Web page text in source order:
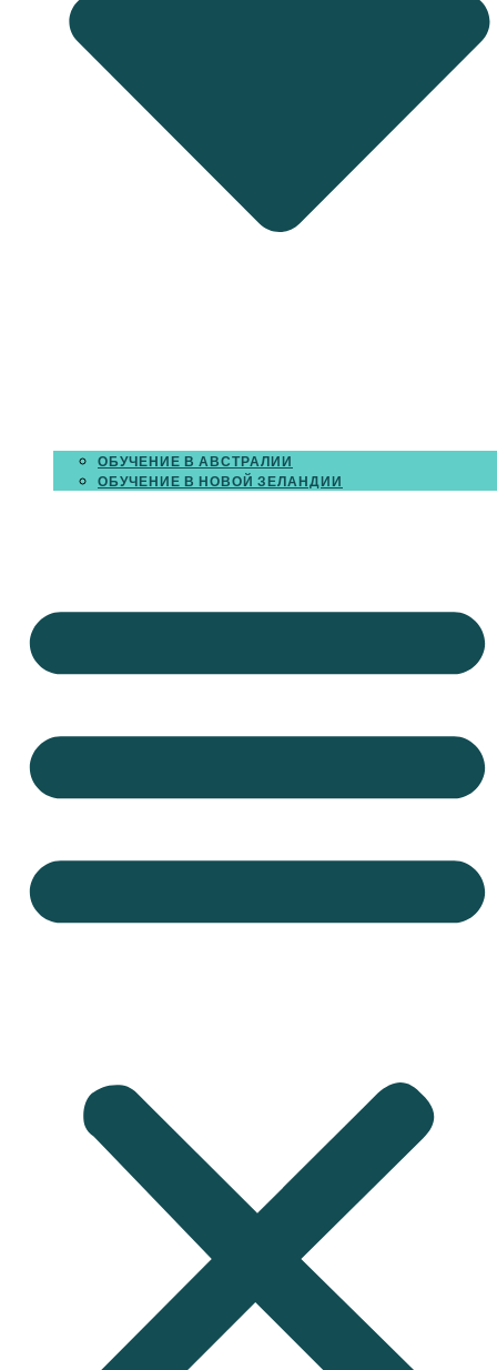
ОБУЧЕНИЕ В АВСТРАЛИИ
ОБУЧЕНИЕ В НОВОЙ ЗЕЛАНДИИ